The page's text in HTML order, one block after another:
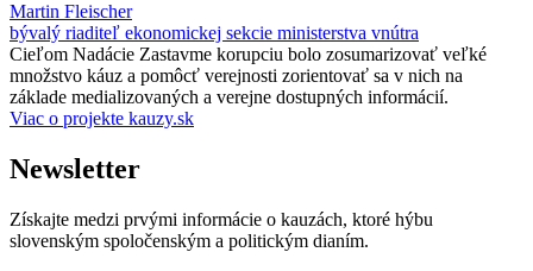
Martin Fleischer
bývalý riaditeľ ekonomickej sekcie ministerstva vnútra
Cieľom Nadácie Zastavme korupciu bolo zosumarizovať veľké
množstvo káuz a pomôcť verejnosti zorientovať sa v nich na
základe medializovaných a verejne dostupných informácií.
Viac o projekte kauzy.sk
Newsletter
Získajte medzi prvými informácie o kauzách, ktoré hýbu
slovenským spoločenským a politickým dianím.